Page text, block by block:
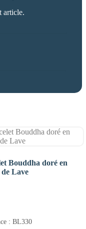
article.
Bouddha doré en
Lave
: BL330